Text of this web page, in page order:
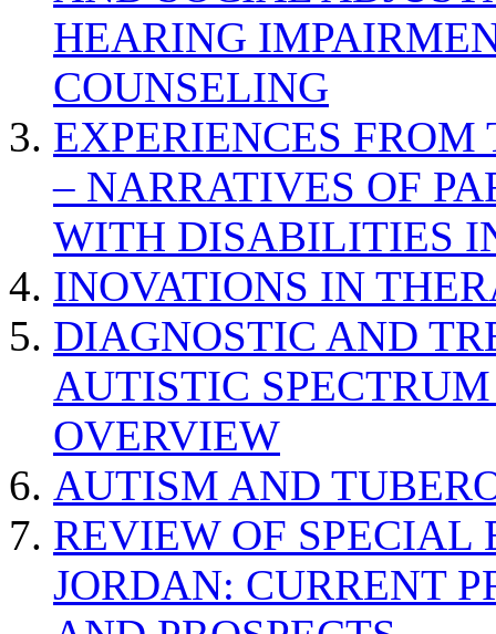
HEARING
COUNSELING
EXPERIENCES
– NARRATIVES OF
WITH DISABILITIES
INOVATIONS IN
DIAGNOSTIC AND
AUTISTIC
OVERVIEW
AUTISM AND
REVIEW OF SPECIAL
JORDAN: CURRENT